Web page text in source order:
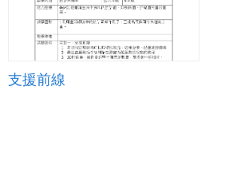
支援前線